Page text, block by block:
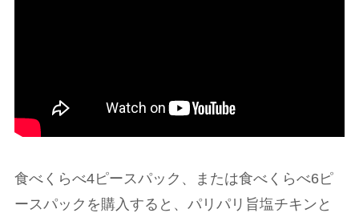
食べくらべ4ピースパック、または食べくらべ6ピ
ースパックを購入すると、パリパリ旨塩チキンと